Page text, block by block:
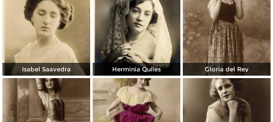
Isabel Saavedra Herminia Quiles Gloria del Rey